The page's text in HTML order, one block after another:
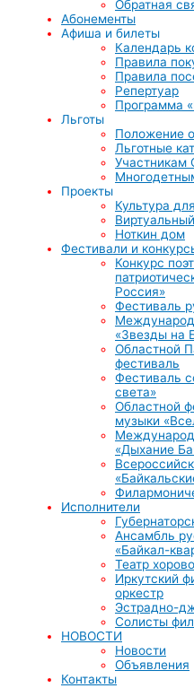
Обратная
Абонементы
Афиша и билеты
Календарь
Правила
Правила
Репертуар
Программа
Льготы
Положение
Льготные
Участникам
Проекты
Культура
Ноткин дом
Фестивали и
Конкурс
Россия»
Фестиваль
«Звезды на
Областной
фестиваль
Фестиваль
света»
Областной
музыки
«Дыхание
Исполнители
Ансамбль
«Байкал-
Театр
Иркутский
оркестр
Эстрадно-
Солисты
НОВОСТИ
Новости
Объявления
Контакты